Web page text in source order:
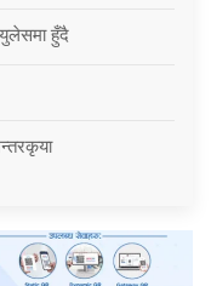
हुँदै